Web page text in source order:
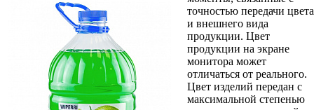
точностью передачи цвета
и внешнего вида
продукции. Цвет
продукции на экране
монитора может
отличаться от реального.
Цвет изделий передан с
максимальной степенью